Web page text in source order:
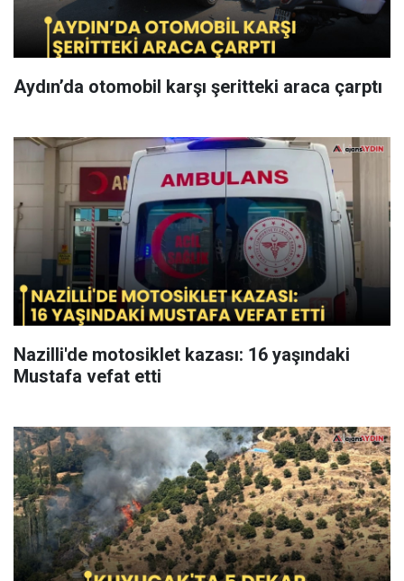
Aydın’da otomobil karşı şeritteki araca çarptı
Nazilli'de motosiklet kazası: 16 yaşındaki
Mustafa vefat etti